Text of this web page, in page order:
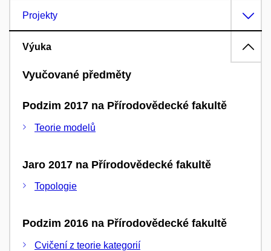
Projekty
Výuka
Vyučované předměty
Podzim 2017 na Přírodovědecké fakultě
Teorie modelů
Jaro 2017 na Přírodovědecké fakultě
Topologie
Podzim 2016 na Přírodovědecké fakultě
Cvičení z teorie kategorií